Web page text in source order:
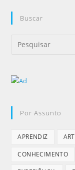
Buscar
Por Assunto
APRENDIZ
CONHECIMENTO